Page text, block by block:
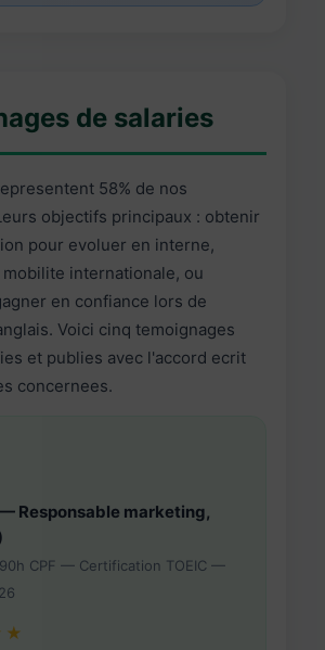
de salaries
58% de nos
objectifs principaux : obtenir
pour evoluer en interne,
internationale, ou
en confiance lors de
Voici cinq temoignages
et publies avec l'accord ecrit
concernees.
Responsable marketing,
CPF — Certification TOEIC —